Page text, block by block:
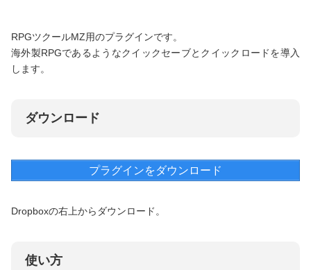
RPGツクールMZ用のプラグインです。
海外製RPGであるようなクイックセーブとクイックロードを導入
します。
ダウンロード
プラグインをダウンロード
Dropboxの右上からダウンロード。
使い方